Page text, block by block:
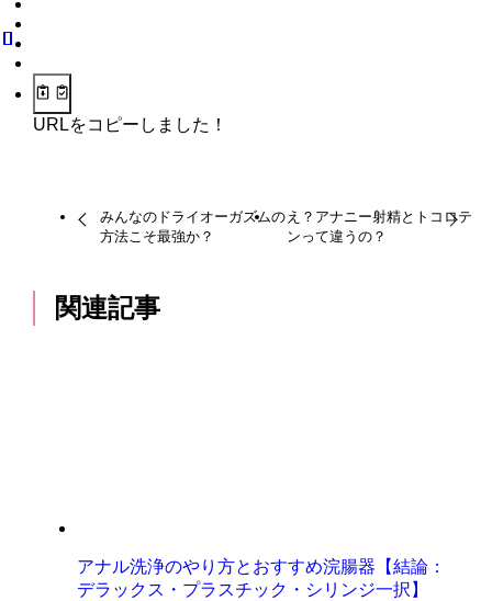
URLをコピーしました！
みんなのドライオーガズムの
方法こそ最強か？
え？アナニー射精とトコロテ
ンって違うの？
関連記事
アナル洗浄のやり方とおすすめ浣腸器【結論：
デラックス・プラスチック・シリンジ一択】